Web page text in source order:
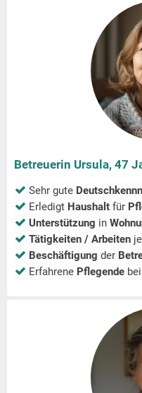
Betreuerin Ursula, 47
Sehr gute
Erledigt Haushalt für
Unterstützung in
Tätigkeiten / Arbeiten
Beschäftigung der
Erfahrene Pflegende bei